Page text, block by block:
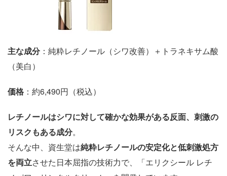
主な成分：純粋レチノール（シワ改善）＋トラネキサム酸
（美白）
価格 ：約6,490円（税込）
レチノールはシワに対して確かな効果がある反面、刺激の
リスクもある成分。
そんな中、資生堂は純粋レチノールの安定化と低刺激処方
を両立させた日本屈指の技術力で、「エリクシール レチ